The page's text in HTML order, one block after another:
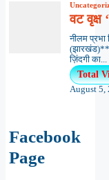
वट वृक्ष
नीलम प्रभा
ज़िंदगी का...
Total
August 5,
Facebook
Page